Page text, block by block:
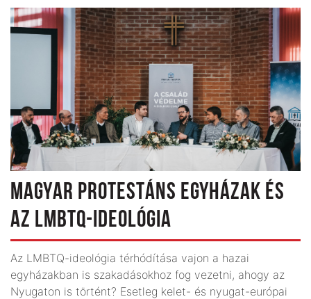
MAGYAR PROTESTÁNS EGYHÁZAK ÉS
AZ LMBTQ-IDEOLÓGIA
Az LMBTQ-ideológia térhódítása vajon a hazai
egyházakban is szakadásokhoz fog vezetni, ahogy az
Nyugaton is történt? Esetleg kelet- és nyugat-európai